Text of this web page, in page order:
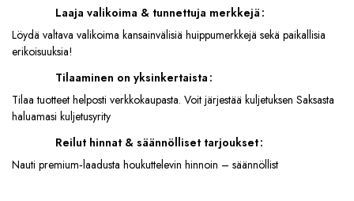
Laaja valikoima & tunnettuja merkkejä
Löydä valtava valikoima kansainvälisiä huippumerkkejä sekä paikallisia
erikoisuuksia!
Tilaaminen on yksinkertaista
Tilaa tuotteet helposti verkkokaupasta. Voit järjestää kuljetuksen Saksasta
haluamasi kuljetusyrity
Reilut hinnat & säännölliset tarjoukset
Nauti premium‑laadusta houkuttelevin hinnoin – säännöllist